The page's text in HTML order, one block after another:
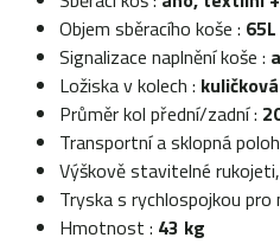
Objem sběracího koše : 65L
Signalizace naplnění koše :
Ložiska v kolech :
Průměr kol přední/zadní :
Transportní a sklopná
Výškově stavitelné
Tryska s rychlospojkou
Hmotnost : 43 kg